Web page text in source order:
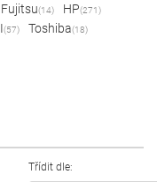
Fujitsu(14) HP(271)
(57) Toshiba(18)
Třídit dle: